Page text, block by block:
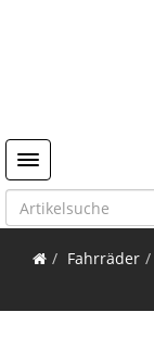
Toggle navigation
Fahrräder